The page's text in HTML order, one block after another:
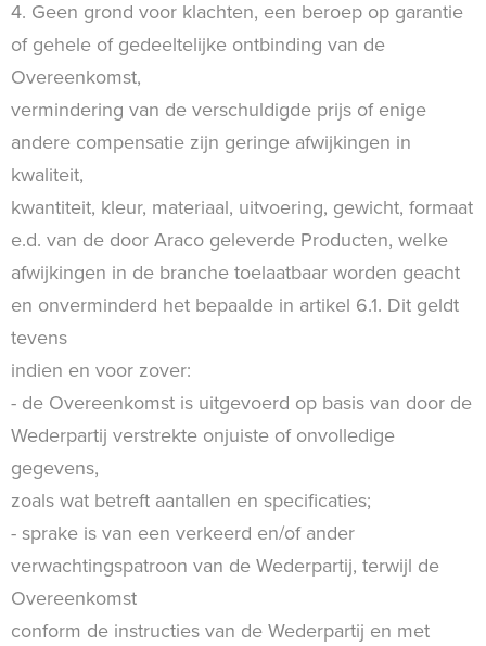
4. Geen grond voor klachten, een beroep op garantie
of gehele of gedeeltelijke ontbinding van de
Overeenkomst,
vermindering van de verschuldigde prijs of enige
andere compensatie zijn geringe afwijkingen in
kwaliteit,
kwantiteit, kleur, materiaal, uitvoering, gewicht, formaat
e.d. van de door Araco geleverde Producten, welke
afwijkingen in de branche toelaatbaar worden geacht
en onverminderd het bepaalde in artikel 6.1. Dit geldt
tevens
indien en voor zover:
- de Overeenkomst is uitgevoerd op basis van door de
Wederpartij verstrekte onjuiste of onvolledige
gegevens,
zoals wat betreft aantallen en specificaties;
- sprake is van een verkeerd en/of ander
verwachtingspatroon van de Wederpartij, terwijl de
Overeenkomst
conform de instructies van de Wederpartij en met